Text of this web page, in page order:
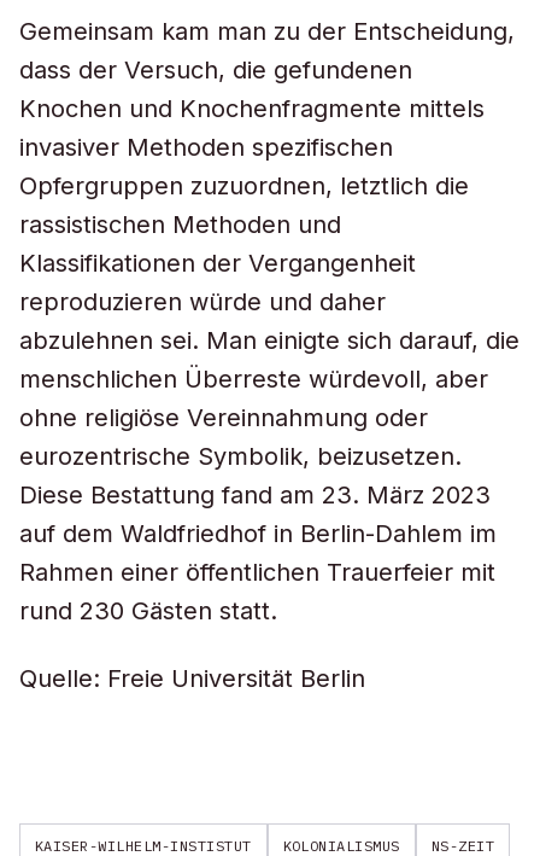
Gemeinsam kam man zu der Entscheidung,
dass der Versuch, die gefundenen
Knochen und Knochenfragmente mittels
invasiver Methoden spezifischen
Opfergruppen zuzuordnen, letztlich die
rassistischen Methoden und
Klassifikationen der Vergangenheit
reproduzieren würde und daher
abzulehnen sei. Man einigte sich darauf, die
menschlichen Überreste würdevoll, aber
ohne religiöse Vereinnahmung oder
eurozentrische Symbolik, beizusetzen.
Diese Bestattung fand am 23. März 2023
auf dem Waldfriedhof in Berlin-Dahlem im
Rahmen einer öffentlichen Trauerfeier mit
rund 230 Gästen statt.
Quelle: Freie Universität Berlin
KAISER-WILHELM-INSTISTUT KOLONIALISMUS NS-ZEIT